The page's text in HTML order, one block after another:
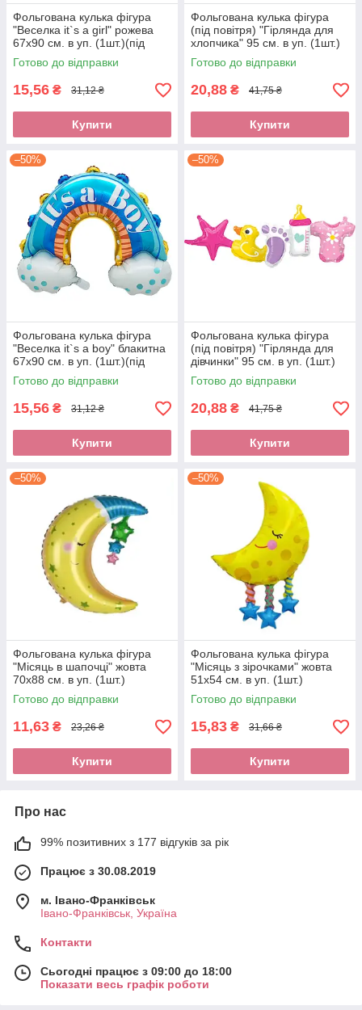
Фольгована кулька фігура
"Веселка it`s a girl" рожева
67х90 см. в уп. (1шт.)(під
повітря)
Готово до відправки
15,56 ₴ 31,12 ₴
Купити
Фольгована кулька фігура
(під повітря) "Гірлянда для
хлопчика" 95 см. в уп. (1шт.)
Готово до відправки
20,88 ₴ 41,75 ₴
Купити
–50%
Фольгована кулька фігура
"Веселка it`s a boy" блакитна
67х90 см. в уп. (1шт.)(під
повітря)
Готово до відправки
15,56 ₴ 31,12 ₴
Купити
–50%
Фольгована кулька фігура
(під повітря) "Гірлянда для
дівчинки" 95 см. в уп. (1шт.)
Готово до відправки
20,88 ₴ 41,75 ₴
Купити
–50%
Фольгована кулька фігура
"Місяць в шапочці" жовта
70х88 см. в уп. (1шт.)
Готово до відправки
11,63 ₴ 23,26 ₴
Купити
–50%
Фольгована кулька фігура
"Місяць з зірочками" жовта
51х54 см. в уп. (1шт.)
Готово до відправки
15,83 ₴ 31,66 ₴
Купити
Про нас
99% позитивних з 177 відгуків за рік
Працює з 30.08.2019
м. Івано-Франківськ
Івано-Франківськ, Україна
Контакти
Сьогодні працює з 09:00 до 18:00
Показати весь графік роботи